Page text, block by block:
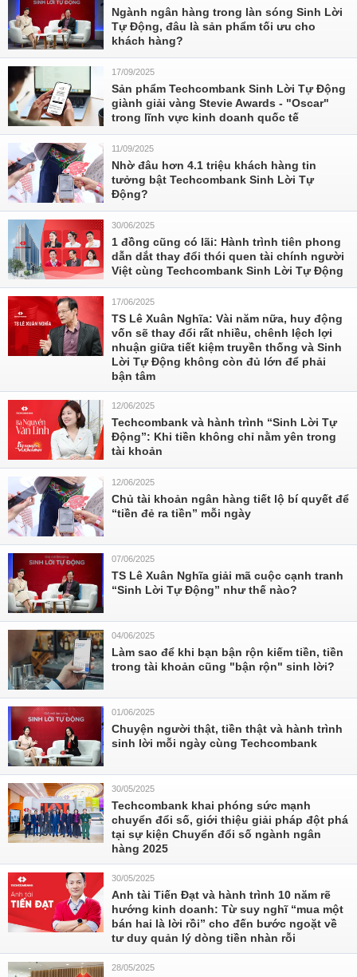
Ngành ngân hàng trong làn sóng Sinh Lời
Tự Động, đâu là sản phẩm tối ưu cho
khách hàng?
17/09/2025
Sản phẩm Techcombank Sinh Lời Tự Động
giành giải vàng Stevie Awards - "Oscar"
trong lĩnh vực kinh doanh quốc tế
11/09/2025
Nhờ đâu hơn 4.1 triệu khách hàng tin
tưởng bật Techcombank Sinh Lời Tự
Động?
30/06/2025
1 đồng cũng có lãi: Hành trình tiên phong
dẫn dắt thay đổi thói quen tài chính người
Việt cùng Techcombank Sinh Lời Tự Động
17/06/2025
TS Lê Xuân Nghĩa: Vài năm nữa, huy động
vốn sẽ thay đổi rất nhiều, chênh lệch lợi
nhuận giữa tiết kiệm truyền thống và Sinh
Lời Tự Động không còn đủ lớn để phải
bận tâm
12/06/2025
Techcombank và hành trình “Sinh Lời Tự
Động”: Khi tiền không chỉ nằm yên trong
tài khoản
12/06/2025
Chủ tài khoản ngân hàng tiết lộ bí quyết để
“tiền đẻ ra tiền” mỗi ngày
07/06/2025
TS Lê Xuân Nghĩa giải mã cuộc cạnh tranh
“Sinh Lời Tự Động” như thế nào?
04/06/2025
Làm sao để khi bạn bận rộn kiếm tiền, tiền
trong tài khoản cũng "bận rộn" sinh lời?
01/06/2025
Chuyện người thật, tiền thật và hành trình
sinh lời mỗi ngày cùng Techcombank
30/05/2025
Techcombank khai phóng sức mạnh
chuyển đổi số, giới thiệu giải pháp đột phá
tại sự kiện Chuyển đổi số ngành ngân
hàng 2025
30/05/2025
Anh tài Tiến Đạt và hành trình 10 năm rẽ
hướng kinh doanh: Từ suy nghĩ “mua một
bán hai là lời rồi” cho đến bước ngoặt về
tư duy quản lý dòng tiền nhàn rỗi
28/05/2025